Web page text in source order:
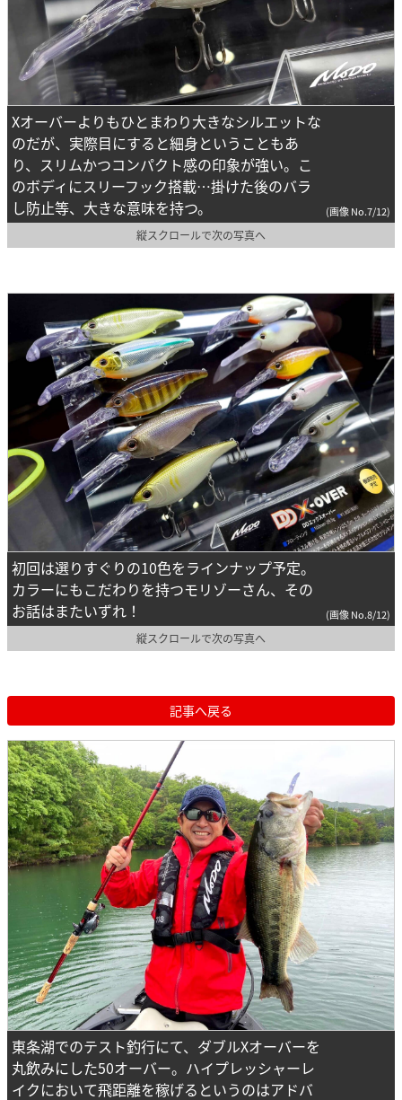
Xオーバーよりもひとまわり大きなシルエットな
のだが、実際目にすると細身ということもあ
り、スリムかつコンパクト感の印象が強い。こ
のボディにスリーフック搭載…掛けた後のバラ
し防止等、大きな意味を持つ。
(画像 No.7/12)
縦スクロールで次の写真へ
初回は選りすぐりの10色をラインナップ予定。
カラーにもこだわりを持つモリゾーさん、その
お話はまたいずれ！
(画像 No.8/12)
縦スクロールで次の写真へ
記事へ戻る
東条湖でのテスト釣行にて、ダブルXオーバーを
丸飲みにした50オーバー。ハイプレッシャーレ
イクにおいて飛距離を稼げるというのはアドバ